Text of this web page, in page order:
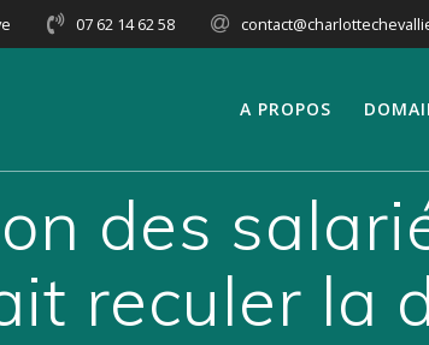
07 62 14 62 58
A PROPOS
des
reculer la